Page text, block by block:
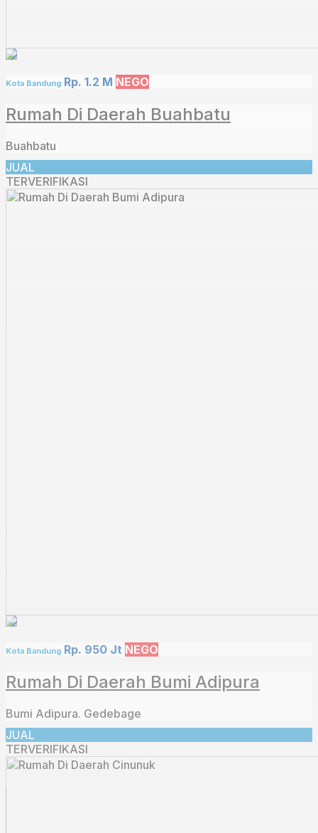
Kota Bandung Rp. 1.2 M NEGO
Rumah Di Daerah Buahbatu
Buahbatu
JUAL
TERVERIFIKASI
Kota Bandung Rp. 950 Jt NEGO
Rumah Di Daerah Bumi Adipura
Bumi Adipura. Gedebage
JUAL
TERVERIFIKASI